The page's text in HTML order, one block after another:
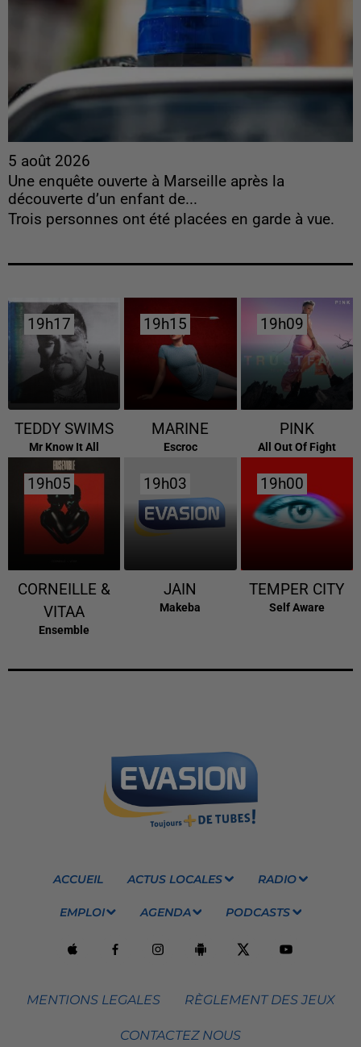
5 août 2026
Une enquête ouverte à Marseille après la
découverte d’un enfant de...
Trois personnes ont été placées en garde à vue.
19h17
19h17
TEDDY SWIMS
Mr Know It All
19h15
19h15
MARINE
Escroc
19h09
19h09
PINK
All Out Of Fight
19h05
19h05
CORNEILLE &
VITAA
Ensemble
19h03
19h03
JAIN
Makeba
19h00
19h00
TEMPER CITY
Self Aware
ACCUEIL ACTUS LOCALES RADIO
EMPLOI AGENDA PODCASTS
MENTIONS LEGALES RÈGLEMENT DES JEUX
CONTACTEZ NOUS